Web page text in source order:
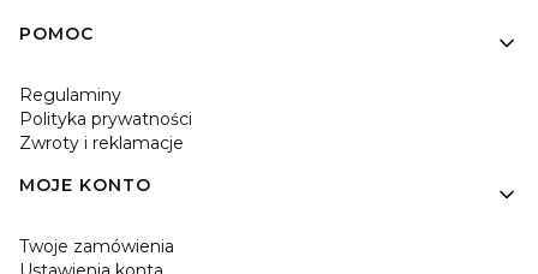
Linki w stopce
POMOC
Regulaminy
Polityka prywatności
Zwroty i reklamacje
MOJE KONTO
Twoje zamówienia